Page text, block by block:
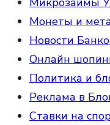
Монеты и
Новости
Онлайн
Политика и
Реклама в
Ставки на